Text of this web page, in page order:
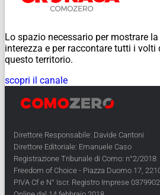
Lo spazio necessario per mostrare
interezza e per raccontare tutti i volti
questo territorio.
scopri il canale
Direttore Responsabile: Davide Cantoni
Direttore Editoriale: Emanuele Caso
Registrazione Tribunale di Como: n°2/2018
Freedom of Choice - Piazza Duomo 17,
PIVA Cf e N° Iscr. Registro Imprese